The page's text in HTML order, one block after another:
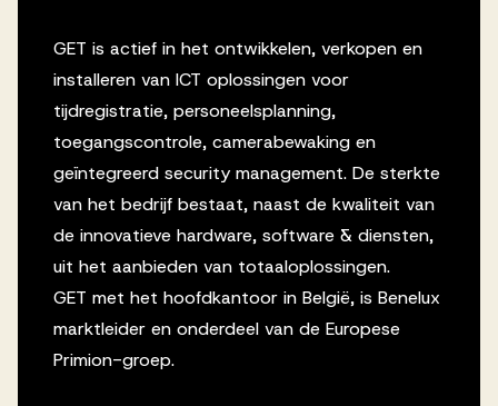
GET is actief in het ontwikkelen, verkopen en
installeren van ICT oplossingen voor
tijdregistratie, personeelsplanning,
toegangscontrole, camerabewaking en
geïntegreerd security management. De sterkte
van het bedrijf bestaat, naast de kwaliteit van
de innovatieve hardware, software & diensten,
uit het aanbieden van totaaloplossingen.
GET met het hoofdkantoor in België, is Benelux
marktleider en onderdeel van de Europese
Primion-groep.